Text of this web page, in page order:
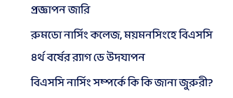
প্রজ্ঞাপন জারি
রুমডো নার্সিং কলেজ, ময়মনসিংহে বিএসসি
৪র্থ বর্ষের র‍্যাগ ডে উদযাপন
বিএসসি নার্সিং সম্পর্কে কি কি জানা জুরুরী?